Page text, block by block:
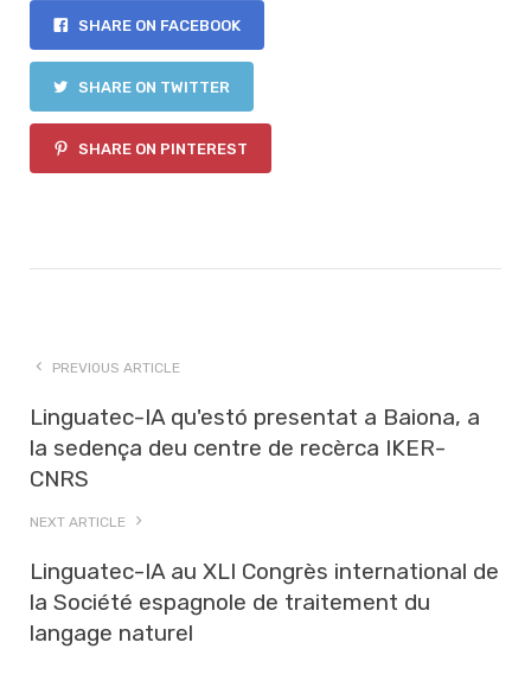
SHARE ON FACEBOOK
SHARE ON TWITTER
SHARE ON PINTEREST
PREVIOUS ARTICLE
Linguatec-IA qu'estó presentat a Baiona, a
la sedença deu centre de recèrca IKER-
CNRS
NEXT ARTICLE
Linguatec-IA au XLI Congrès international de
la Société espagnole de traitement du
langage naturel